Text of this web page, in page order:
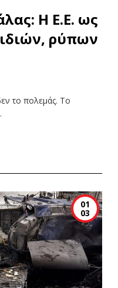
Η Ε.Ε. ως
ρύπων
το πολεµάς. Το
01
03